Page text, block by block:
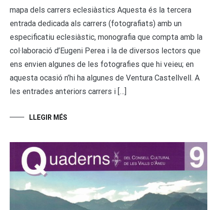
mapa dels carrers eclesiàstics Aquesta és la tercera
entrada dedicada als carrers (fotografiats) amb un
especificatiu eclesiàstic, monografia que compta amb la
col·laboració d’Eugeni Perea i la de diversos lectors que
ens envien algunes de les fotografies que hi veieu; en
aquesta ocasió n’hi ha algunes de Ventura Castellvell. A
les entrades anteriors carrers i […]
LLEGIR MÉS